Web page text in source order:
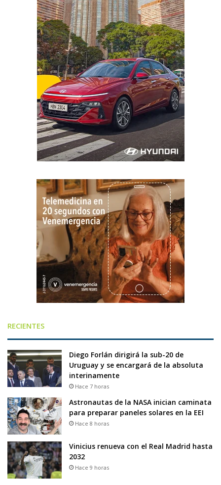
RECIENTES
Diego Forlán dirigirá la sub-20 de
Uruguay y se encargará de la absoluta
interinamente
Hace 7 horas
Astronautas de la NASA inician caminata
para preparar paneles solares en la EEI
Hace 8 horas
Vinicius renueva con el Real Madrid hasta
2032
Hace 9 horas